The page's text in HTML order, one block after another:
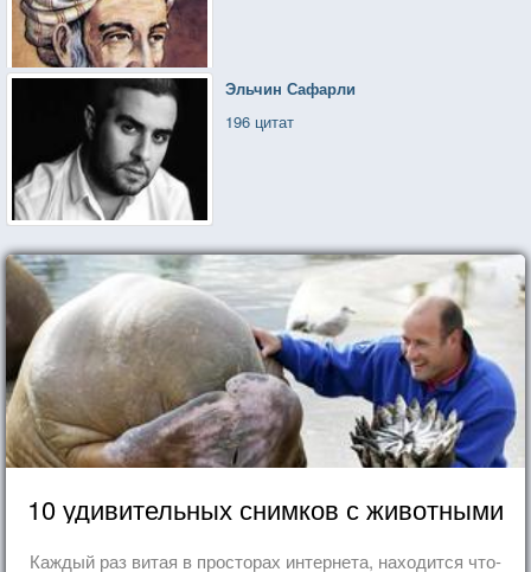
Эльчин Сафарли
196 цитат
10 удивительных снимков с животными
Каждый раз витая в просторах интернета, находится что-